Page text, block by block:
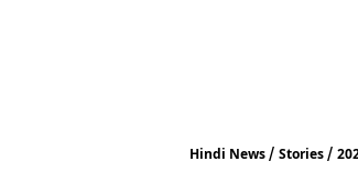
Hindi News Stories